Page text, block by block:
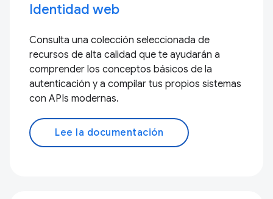
Identidad web
Consulta una colección seleccionada de
recursos de alta calidad que te ayudarán a
comprender los conceptos básicos de la
autenticación y a compilar tus propios sistemas
con APIs modernas.
Lee la documentación